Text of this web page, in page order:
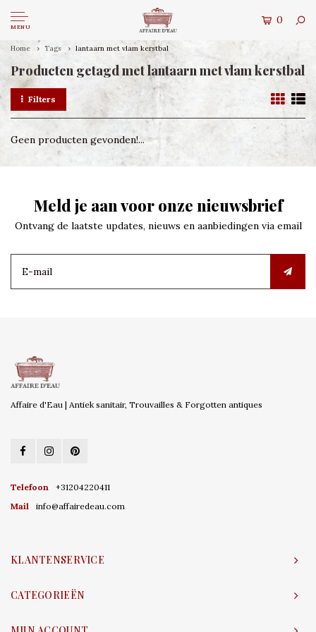
MENU
0
Home Tags lantaarn met vlam kerstbal
Producten getagd met lantaarn met vlam kerstbal
Filters
Geen producten gevonden!...
Meld je aan voor onze nieuwsbrief
Ontvang de laatste updates, nieuws en aanbiedingen via email
Affaire d'Eau | Antiek sanitair, Trouvailles & Forgotten antiques
Telefoon
+31204220411
Mail
info@affairedeau.com
KLANTENSERVICE
CATEGORIEËN